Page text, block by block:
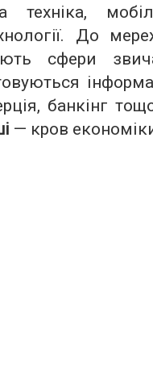
техніка,
До
сфери
банкінг
— кров